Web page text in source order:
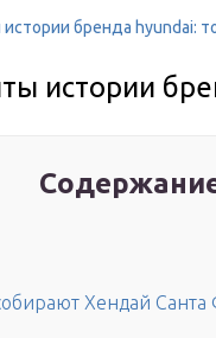
бренда hyundai:
истории
Хендай